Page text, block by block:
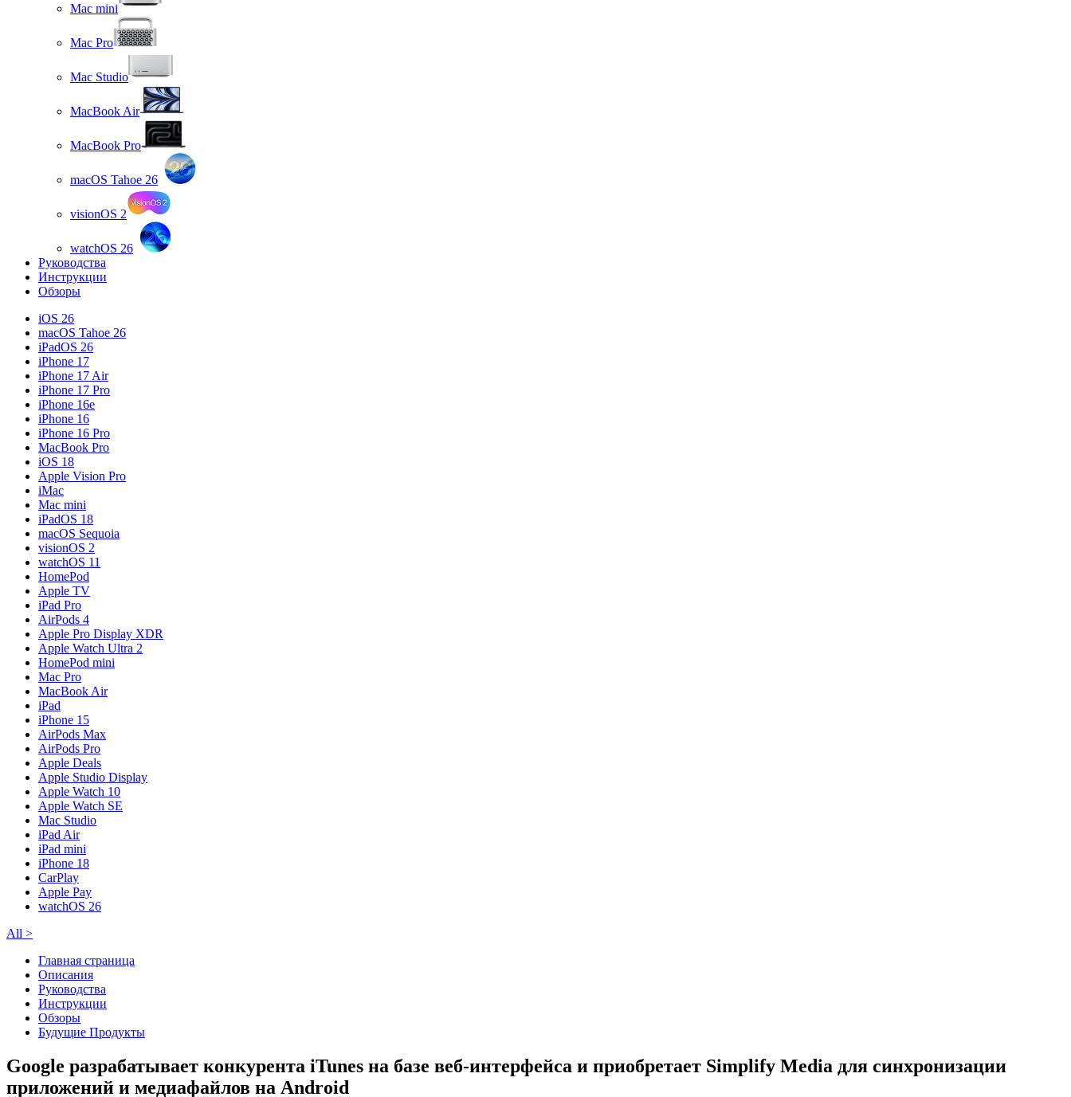
Mac mini
Mac Pro
Mac Studio
MacBook Air
MacBook Pro
macOS Tahoe 26
visionOS 2
watchOS 26
Руководства
Инструкции
Обзоры
iOS 26
macOS Tahoe 26
iPadOS 26
iPhone 17
iPhone 17 Air
iPhone 17 Pro
iPhone 16e
iPhone 16
iPhone 16 Pro
MacBook Pro
iOS 18
Apple Vision Pro
iMac
Mac mini
iPadOS 18
macOS Sequoia
visionOS 2
watchOS 11
HomePod
Apple TV
iPad Pro
AirPods 4
Apple Pro Display XDR
Apple Watch Ultra 2
HomePod mini
Mac Pro
MacBook Air
iPad
iPhone 15
AirPods Max
AirPods Pro
Apple Deals
Apple Studio Display
Apple Watch 10
Apple Watch SE
Mac Studio
iPad Air
iPad mini
iPhone 18
CarPlay
Apple Pay
watchOS 26
All >
Главная страница
Описания
Руководства
Инструкции
Обзоры
Будущие Продукты
Google разрабатывает конкурента iTunes на базе веб-интерфейса и приобретает Simplify Media для синхронизации
приложений и медиафайлов на Android